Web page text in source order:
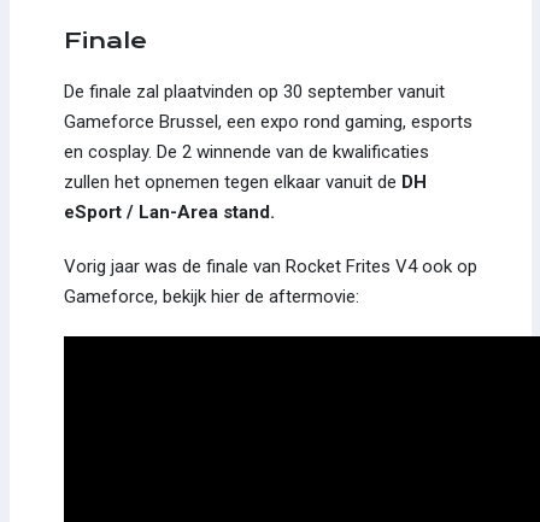
Finale
De finale zal plaatvinden op 30 september vanuit
Gameforce Brussel, een expo rond gaming, esports
en cosplay. De 2 winnende van de kwalificaties
zullen het opnemen tegen elkaar vanuit de DH
eSport / Lan-Area stand.
Vorig jaar was de finale van Rocket Frites V4 ook op
Gameforce, bekijk hier de aftermovie: